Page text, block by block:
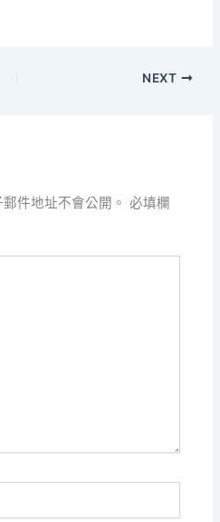
NEXT
件地址不會公開。 必填欄